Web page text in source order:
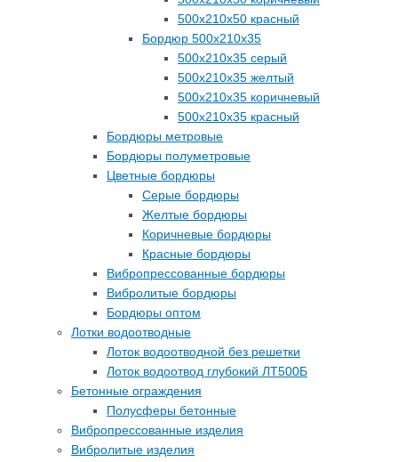
500х210х50 красный
Бордюр 500х210х35
500х210х35 серый
500х210х35 желтый
500х210х35 коричневый
500х210х35 красный
Бордюры метровые
Бордюры полуметровые
Цветные бордюры
Серые бордюры
Желтые бордюры
Коричневые бордюры
Красные бордюры
Вибропрессованные бордюры
Вибролитые бордюры
Бордюры оптом
Лотки водоотводные
Лоток водоотводной без решетки
Лоток водоотвод глубокий ЛТ500Б
Бетонные ограждения
Полусферы бетонные
Вибропрессованные изделия
Вибролитые изделия